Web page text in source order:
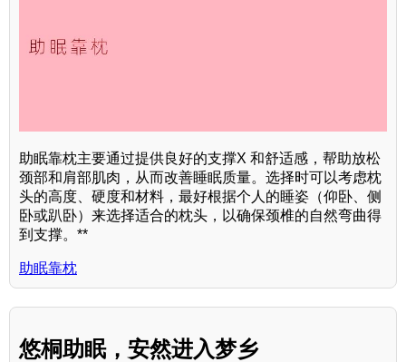
助眠靠枕主要通过提供良好的支撑X 和舒适感，帮助放松
颈部和肩部肌肉，从而改善睡眠质量。选择时可以考虑枕
头的高度、硬度和材料，最好根据个人的睡姿（仰卧、侧
卧或趴卧）来选择适合的枕头，以确保颈椎的自然弯曲得
到支撑。**
助眠靠枕
悠桐助眠，安然进入梦乡